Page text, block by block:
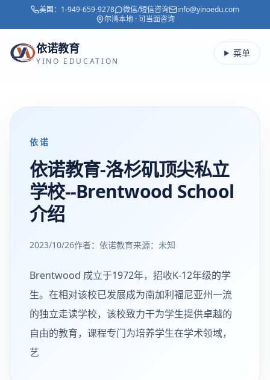
美国： 1-949-659-9278 微信/短信咨询
info@yinoedu.com
尔湾本地 · 可当面咨询
依诺教育
YINO EDUCATION
菜单
依诺
依诺教育-洛杉矶顶尖私立
学校--Brentwood School
介绍
2023/10/26作者：依诺教育来源： 未知
Brentwood 成立于1972年，招收K-12年级的学
生。在相对该校已发展成为南加利福尼亚州一流
的独立走读学校，该校致力干为学生提供卓越的
自由的教育，课程专门为培养学生在学术领域，
艺